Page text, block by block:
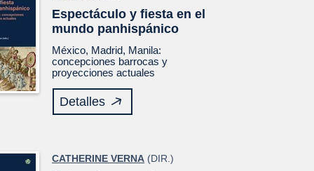
Espectáculo y fiesta en el
mundo panhispánico
México, Madrid, Manila:
concepciones barrocas y
proyecciones actuales
Detalles
CATHERINE VERNA (DIR.)